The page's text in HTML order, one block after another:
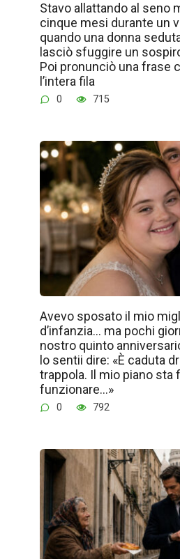
Stavo allattando al seno
cinque mesi durante un
quando una donna
lasciò sfuggire un
Poi pronunciò una frase
l’intera fila
0 715
Avevo sposato il mio
d’infanzia… ma pochi
nostro quinto
lo sentii dire: «È caduta
trappola. Il mio piano sta
funzionare…»
0 792